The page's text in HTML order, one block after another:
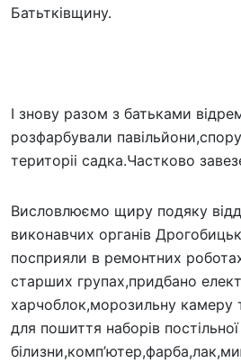
Батьтківщину.
І знову разом з батьками
розфарбували
територіі садка.Частково
Висловлюємо щиру подяку
виконавчих органів
посприяли в ремонтних
старших групах,придбано
харчоблок,морозильну камеру
для пошиття наборів постільної